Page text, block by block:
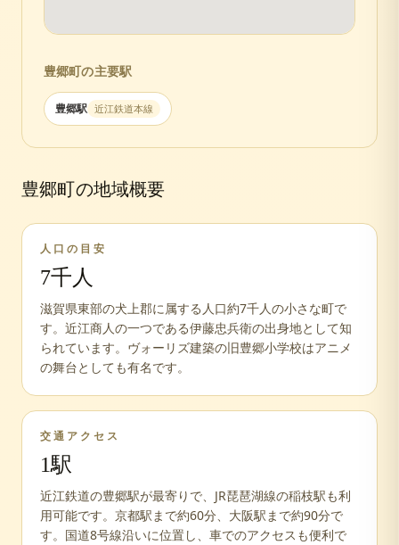
豊郷町の主要駅
豊郷駅 近江鉄道本線
豊郷町の地域概要
人口の目安
7千人
滋賀県東部の犬上郡に属する人口約7千人の小さな町で
す。近江商人の一つである伊藤忠兵衛の出身地として知
られています。ヴォーリズ建築の旧豊郷小学校はアニメ
の舞台としても有名です。
交通アクセス
1駅
近江鉄道の豊郷駅が最寄りで、JR琵琶湖線の稲枝駅も利
用可能です。京都駅まで約60分、大阪駅まで約90分で
す。国道8号線沿いに位置し、車でのアクセスも便利で